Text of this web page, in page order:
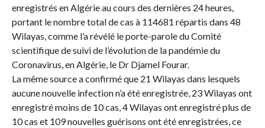
enregistrés en Algérie au cours des dernières 24 heures,
portant le nombre total de cas à 114681 répartis dans 48
Wilayas, comme l’a révélé le porte-parole du Comité
scientifique de suivi de l’évolution de la pandémie du
Coronavirus, en Algérie, le Dr Djamel Fourar.
La même source a confirmé que 21 Wilayas dans lesquels
aucune nouvelle infection n’a été enregistrée, 23 Wilayas ont
enregistré moins de 10 cas, 4 Wilayas ont enregistré plus de
10 cas et 109 nouvelles guérisons ont été enregistrées, ce